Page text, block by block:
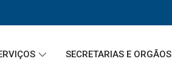
SECRETARIAS E ORGÃOS